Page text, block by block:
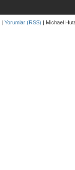
| Yorumlar (RSS) | Michael